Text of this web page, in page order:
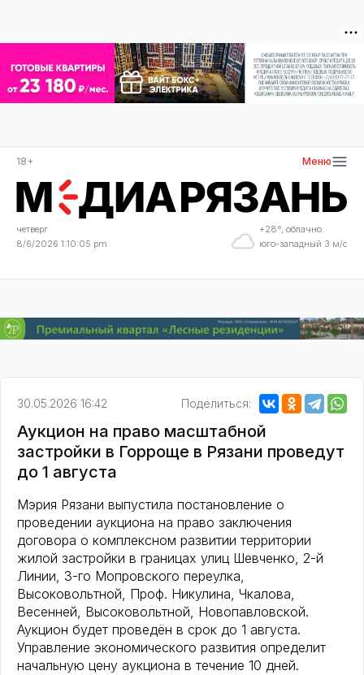
18+ Меню
четверг
8/6/2026 1:10:05 pm
+28°, облачно
юго-западный 3 м/с
30.05.2026 16:42 Поделиться:
Аукцион на право масштабной
застройки в Горроще в Рязани проведут
до 1 августа
Мэрия Рязани выпустила постановление о
проведении аукциона на право заключения
договора о комплексном развитии территории
жилой застройки в границах улиц Шевченко, 2-й
Линии, 3-го Мопровского переулка,
Высоковольтной, Проф. Никулина, Чкалова,
Весенней, Высоковольтной, Новопавловской.
Аукцион будет проведён в срок до 1 августа.
Управление экономического развития определит
начальную цену аукциона в течение 10 дней.